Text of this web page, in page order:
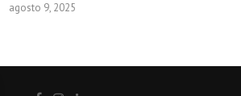
agosto 9, 2025